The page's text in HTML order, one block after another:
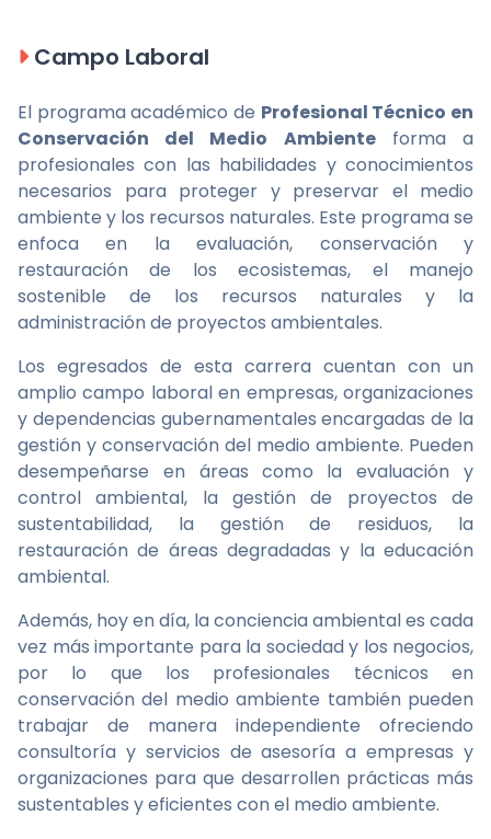
Campo Laboral
El programa académico de Profesional Técnico en
Conservación del Medio Ambienteforma a
profesionales con las habilidades y conocimientos
necesarios para proteger y preservar el medio
ambiente y los recursos naturales. Este programa se
enfoca en la evaluación, conservación y
restauración de los ecosistemas, el manejo
sostenible de los recursos naturales y la
administración de proyectos ambientales.
Los egresados de esta carrera cuentan con un
amplio campo laboral en empresas, organizaciones
y dependencias gubernamentales encargadas de la
gestión y conservación del medio ambiente. Pueden
desempeñarse en áreas como la evaluación y
control ambiental, la gestión de proyectos de
sustentabilidad, la gestión de residuos, la
restauración de áreas degradadas y la educación
ambiental.
Además, hoy en día, la conciencia ambiental es cada
vez más importante para la sociedad y los negocios,
por lo que los profesionales técnicos en
conservación del medio ambiente también pueden
trabajar de manera independiente ofreciendo
consultoría y servicios de asesoría a empresas y
organizaciones para que desarrollen prácticas más
sustentables y eficientes con el medio ambiente.